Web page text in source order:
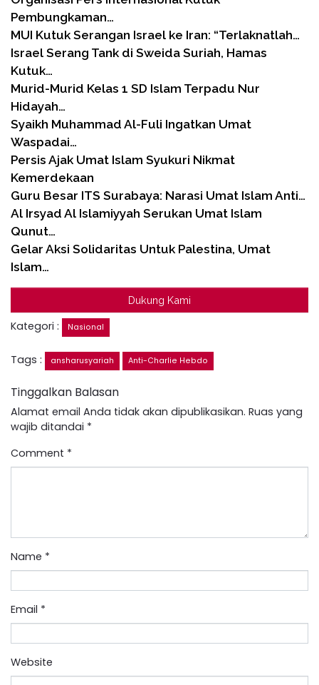
Pembungkaman…
MUI Kutuk Serangan Israel ke Iran: “Terlaknatlah…
Israel Serang Tank di Sweida Suriah, Hamas
Kutuk…
Murid-Murid Kelas 1 SD Islam Terpadu Nur
Hidayah…
Syaikh Muhammad Al-Fuli Ingatkan Umat
Waspadai…
Persis Ajak Umat Islam Syukuri Nikmat
Kemerdekaan
Guru Besar ITS Surabaya: Narasi Umat Islam Anti…
Al Irsyad Al Islamiyyah Serukan Umat Islam
Qunut…
Gelar Aksi Solidaritas Untuk Palestina, Umat
Islam…
Dukung Kami
Kategori : Nasional
Tags : ansharusyariah Anti-Charlie Hebdo
Tinggalkan Balasan
Alamat email Anda tidak akan dipublikasikan. Ruas yang
wajib ditandai *
Comment *
Name *
Email *
Website